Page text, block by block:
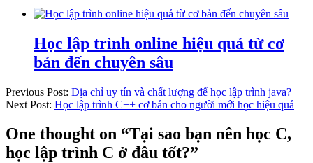
Học lập trình online hiệu quả từ cơ
bản đến chuyên sâu
Previous Post: Địa chỉ uy tín và chất lượng để học lập trình java?
Next Post: Học lập trình C++ cơ bản cho người mới học hiệu quả
One thought on “Tại sao bạn nên học C,
học lập trình C ở đâu tốt?”